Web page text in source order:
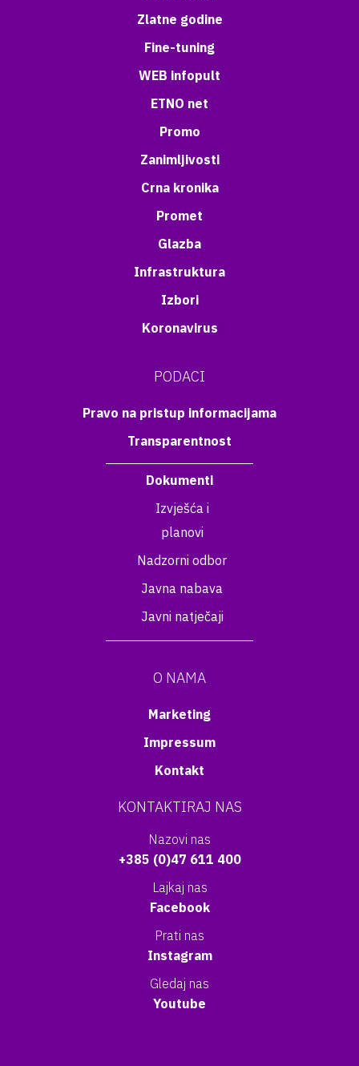
Zlatne godine
Fine-tuning
WEB infopult
ETNO net
Promo
Zanimljivosti
Crna kronika
Promet
Glazba
Infrastruktura
Izbori
Koronavirus
PODACI
Pravo na pristup informacijama
Transparentnost
Dokumenti
Izvješća i
planovi
Nadzorni odbor
Javna nabava
Javni natječaji
O NAMA
Marketing
Impressum
Kontakt
KONTAKTIRAJ NAS
Nazovi nas
+385 (0)47 611 400
Lajkaj nas
Facebook
Prati nas
Instagram
Gledaj nas
Youtube